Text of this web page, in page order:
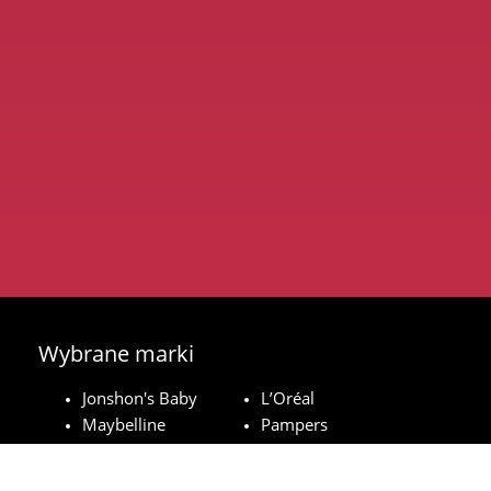
Wybrane marki
Jonshon's Baby
L’Oréal
Maybelline
Pampers
Royal Canin